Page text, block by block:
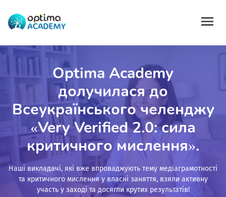
Optima Academy
долучилася до
Всеукраїнського челенджу
«Very Verified 2.0: сила
критичного мислення».
Наші викладачі, які вже впроваджують тему медіаграмотності
та критичного мислення у власні заняття, взяли активну
участь у заході та досягли крутих результатів!